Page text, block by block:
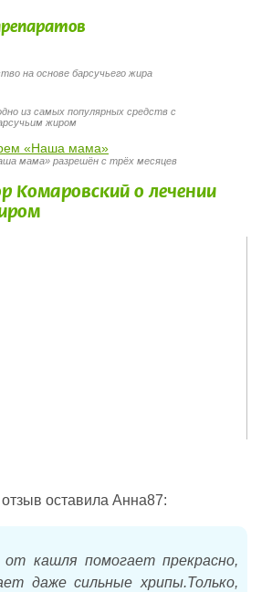
на основе барсучьего жира
из самых популярных средств с
жиром
мама» разрешён с трёх месяцев
Комаровский о лечении
оставила Анна87:
от кашля помогает прекрасно,
даже сильные хрипы.Только,